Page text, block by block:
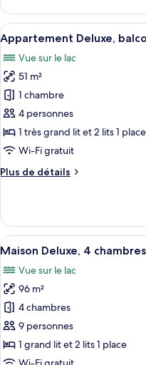
chambre,
terrasse,
vue
lac
(AP
7)
le
type
de
chambre
Appartement
Deluxe,
chambre,
terrasse,
vue
lac
(AP
Afficher
toutes
les
photos
pour
ce
type
de
chambre :
Appartement
(AP
8)
6
Appartement Deluxe,
Vue sur le lac
51 m²
1 chambre
4 personnes
1 très grand lit et 2 lits 1 place
Wi-Fi gratuit
Plus de détails
Plus
le
type
de
Appartement
Deluxe,
balcon
(AP
8)
Afficher
toutes
les
photos
pour
ce
type
de
9
Maison Deluxe, 4
Vue sur le lac
96 m²
4 chambres
9 personnes
1 grand lit et 2 lits 1 place